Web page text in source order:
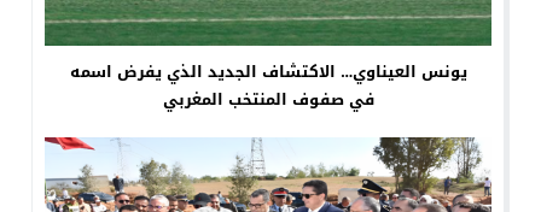
يونس العيناوي… الاكتشاف الجديد الذي يفرض اسمه
في صفوف المنتخب المغربي